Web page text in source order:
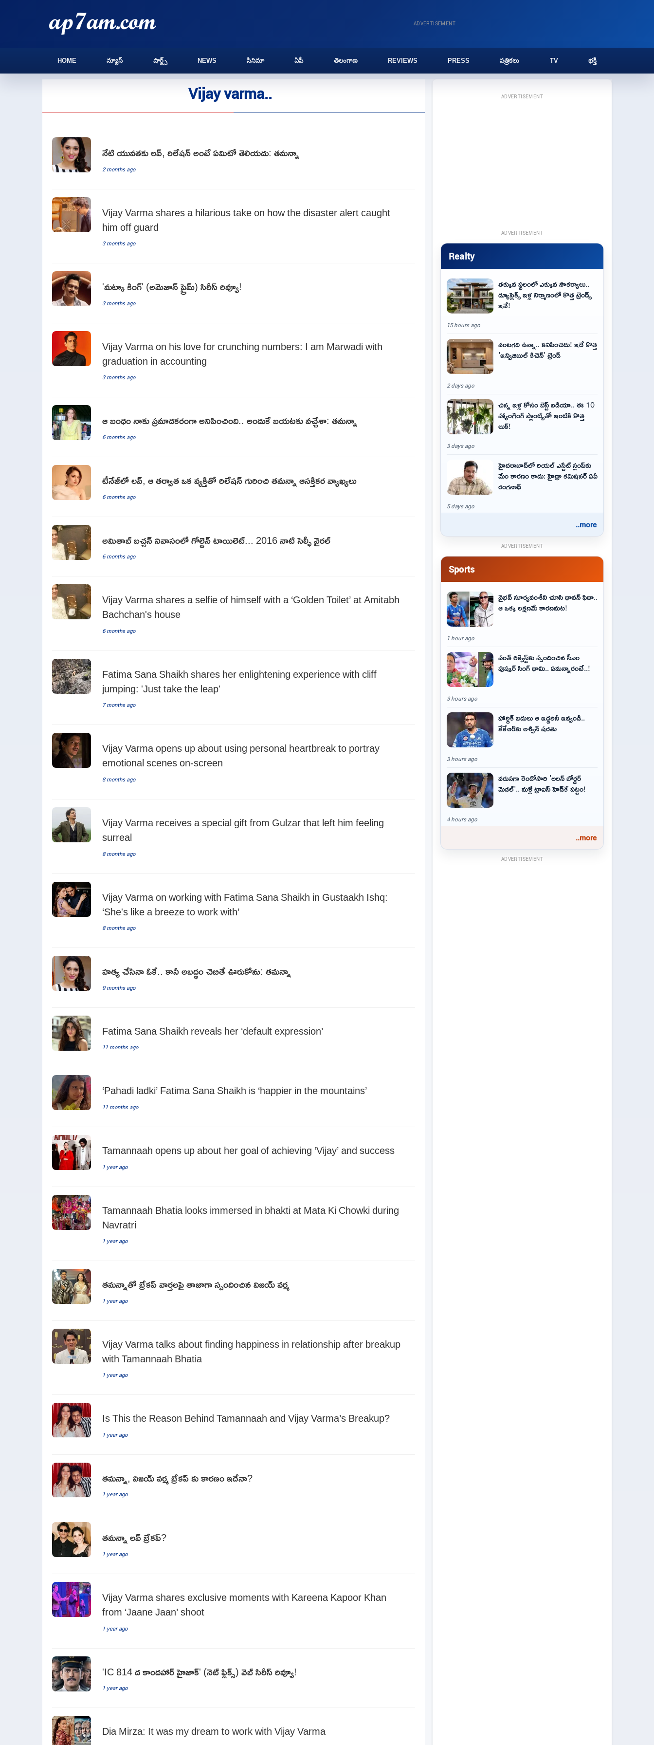
ADVERTISEMENT
HOME న్యూస్ షార్ట్స్ NEWS సినిమా ఏపీ తెలంగాణ REVIEWS PRESS పత్రికలు TV భక్తి
Vijay varma..
నేటి యువతకు లవ్, రిలేషన్ అంటే ఏమిటో తెలియదు: తమన్నా
2 months ago
Vijay Varma shares a hilarious take on how the disaster alert caught
him off guard
3 months ago
'మట్కా కింగ్' (అమెజాన్ ప్రైమ్) సిరీస్ రివ్యూ!
3 months ago
Vijay Varma on his love for crunching numbers: I am Marwadi with
graduation in accounting
3 months ago
ఆ బంధం నాకు ప్రమాదకరంగా అనిపించింది.. అందుకే బ‌య‌ట‌కు వ‌చ్చేశా: తమన్నా
6 months ago
టీనేజ్‌లో లవ్, ఆ తర్వాత ఒక వ్యక్తితో రిలేషన్ గురించి తమన్నా ఆసక్తికర వ్యాఖ్యలు
6 months ago
అమితాబ్ బచ్చన్ నివాసంలో గోల్డెన్ టాయిలెట్... 2016 నాటి సెల్ఫీ వైరల్
6 months ago
Vijay Varma shares a selfie of himself with a ‘Golden Toilet’ at Amitabh
Bachchan's house
6 months ago
Fatima Sana Shaikh shares her enlightening experience with cliff
jumping: 'Just take the leap'
7 months ago
Vijay Varma opens up about using personal heartbreak to portray
emotional scenes on-screen
8 months ago
Vijay Varma receives a special gift from Gulzar that left him feeling
surreal
8 months ago
Vijay Varma on working with Fatima Sana Shaikh in Gustaakh Ishq:
‘She's like a breeze to work with’
8 months ago
హత్య చేసినా ఓకే.. కానీ అబద్ధం చెబితే ఊరుకోను: తమన్నా
9 months ago
Fatima Sana Shaikh reveals her ‘default expression’
11 months ago
‘Pahadi ladki’ Fatima Sana Shaikh is ‘happier in the mountains’
11 months ago
Tamannaah opens up about her goal of achieving ‘Vijay’ and success
1 year ago
Tamannaah Bhatia looks immersed in bhakti at Mata Ki Chowki during
Navratri
1 year ago
తమన్నాతో బ్రేకప్ వార్తలపై తాజాగా స్పందించిన విజయ్ వర్మ
1 year ago
Vijay Varma talks about finding happiness in relationship after breakup
with Tamannaah Bhatia
1 year ago
Is This the Reason Behind Tamannaah and Vijay Varma’s Breakup?
1 year ago
తమన్నా, విజయ్ వర్మ బ్రేకప్ కు కారణం ఇదేనా?
1 year ago
తమన్నా లవ్ బ్రేకప్?
1 year ago
Vijay Varma shares exclusive moments with Kareena Kapoor Khan
from ‘Jaane Jaan’ shoot
1 year ago
'IC 814 ద కాందహార్ హైజాక్' (నెట్ ఫ్లిక్స్) వెబ్ సిరీస్ రివ్యూ!
1 year ago
Dia Mirza: It was my dream to work with Vijay Varma
ADVERTISEMENT
ADVERTISEMENT
Realty
తక్కువ స్థలంలో ఎక్కువ సౌకర్యాలు..
డ్యూప్లెక్స్ ఇళ్ల నిర్మాణంలో కొత్త ట్రెండ్స్
ఇవే!
15 hours ago
వంటగది ఉన్నా.. కనిపించదు! ఇదే కొత్త
'ఇన్విజిబుల్ కిచెన్' ట్రెండ్
2 days ago
చిన్న ఇళ్ల కోసం బెస్ట్ ఐడియా.. ఈ 10
హ్యాంగింగ్ ప్లాంట్స్‌తో ఇంటికి కొత్త
లుక్!
3 days ago
హైదరాబాద్‌లో రియల్ ఎస్టేట్ స్లంప్‌కు
మేం కారణం కాదు: హైడ్రా కమిషనర్ ఏవీ
రంగనాథ్
5 days ago
..more
ADVERTISEMENT
Sports
వైభవ్‌ సూర్యవంశీని చూసి ధావన్‌ ఫిదా..
ఆ ఒక్క లక్షణమే కారణమట!
1 hour ago
పంత్ రిక్వెస్ట్‌కు స్పందించిన సీఎం
పుష్కర్ సింగ్ ధామి.. ఏమ‌న్నారంటే..!
3 hours ago
హార్దిక్ బదులు ఆ ఇద్దరినీ ఇవ్వండి..
కేకేఆర్‌కు అశ్విన్ షరతు
3 hours ago
వరుసగా రెండోసారి 'అలన్ బోర్డర్
మెడల్'.. మళ్లీ ట్రావిస్ హెడ్‌కే పట్టం!
4 hours ago
..more
ADVERTISEMENT